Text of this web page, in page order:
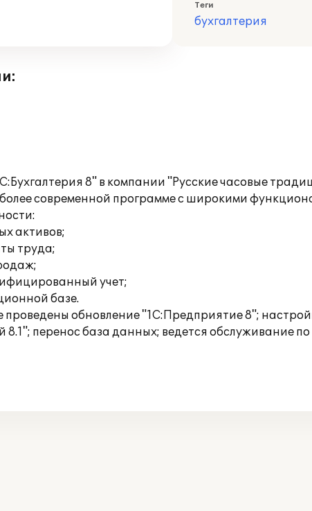
Теги
бухгалтерия
8" в компании "Русские часовые
современной программе с широкими
активов;
труда;
учет;
базе.
проведены обновление "1С:Предприятие 8";
8.1"; перенос база данных; ведется обслуживание